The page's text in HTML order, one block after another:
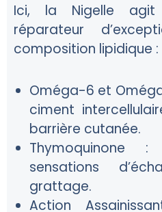
Ici, la Nigelle
réparateur
composition lipidique :
Oméga-6 et
ciment
barrière cutanée.
Thymoquinone :
sensations
grattage.
Action